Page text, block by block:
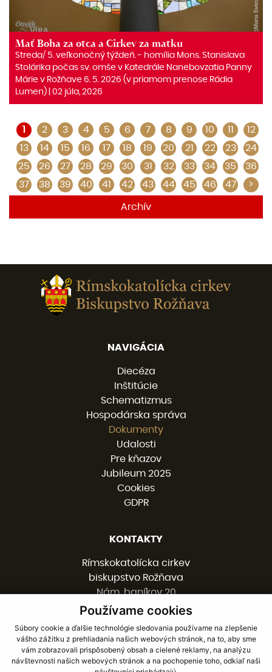
Používame cookies
Súbory cookie a ďalšie technológie sledovania používame na zlepšenie
vášho zážitku z prehliadania našich webových stránok, na to, aby sme
vám zobrazovali prispôsobený obsah a cielené reklamy, na analýzu
návštevnosti našich webových stránok a na pochopenie toho, odkiaľ naši
Mať Boha za otca a Cirkev za matku
Streda/ 5. veľkonočný týždeň. ‒ homília Mons. Stanislava
Stolárika počas sv. omše v Katedrále Nanebovzatia Panny
Márie v Rožňave 6. 5. 2026 (v priamom prenose Rádia
Lumen) | 02 júla, 2026
1 2 3 4 5 6 7 8 9 10 11
12
13
14 15 16 17 18 19 20 21 22 23
24
25
26 27 28 29 30 31 32 33 34 35
36
37
38 39 40 41 42 43 44 45 46 47 >
Archív
NAVIGÁCIA
Diecéza
Inštitúcie
Schematizmus
Hospodárska správa
Dokumenty
Udalosti
Pre kňazov
Jubileum 2025
Cookies
GDPR
KONTAKTY
Rímskokatolícka cirkev
biskupstvo Rožňava
Nám. baníkov 20
048 01 ROŽŇAVA
058 / 78 77 201
kancelaria@burv.sk